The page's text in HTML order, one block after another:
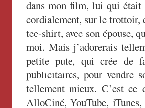
dans mon film, lui qui était
cordialement, sur le trottoir,
tee-shirt, avec son épouse,
moi. Mais j’adorerais
petite pute, qui crée de
publicitaires, pour vendre
tellement mieux. C’est
AlloCiné, YouTube,